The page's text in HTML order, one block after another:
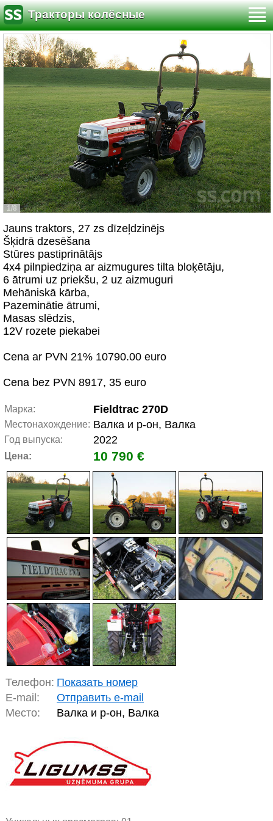
Тракторы колёсные
1/8
Jauns traktors, 27 zs dīzeļdzinējs
Šķidrā dzesēšana
Stūres pastiprinātājs
4x4 pilnpiedziņa ar aizmugures tilta bloķētāju,
6 ātrumi uz priekšu, 2 uz aizmuguri
Mehāniskā kārba,
Pazeminātie ātrumi,
Masas slēdzis,
12V rozete piekabei
Cena ar PVN 21% 10790.00 euro
Cena bez PVN 8917, 35 euro
Марка: Fieldtrac 270D
Местонахождение: Валка и р-он, Валка
Год выпуска: 2022
Цена: 10 790 €
Телефон: Показать номер
E-mail:
Отправить e-mail
Место:
Валка и р-он, Валка